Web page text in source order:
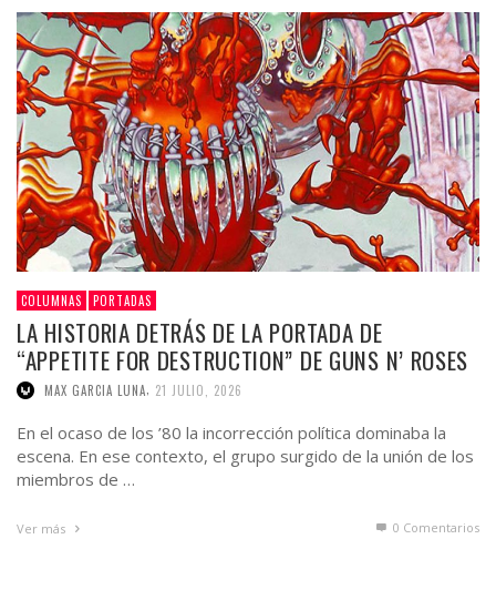
COLUMNAS PORTADAS
LA HISTORIA DETRÁS DE LA PORTADA DE
“APPETITE FOR DESTRUCTION” DE GUNS N’ ROSES
MAX GARCIA LUNA 21 JULIO, 2026
En el ocaso de los ’80 la incorrección política dominaba la
escena. En ese contexto, el grupo surgido de la unión de los
miembros de …
Ver más 0 Comentarios